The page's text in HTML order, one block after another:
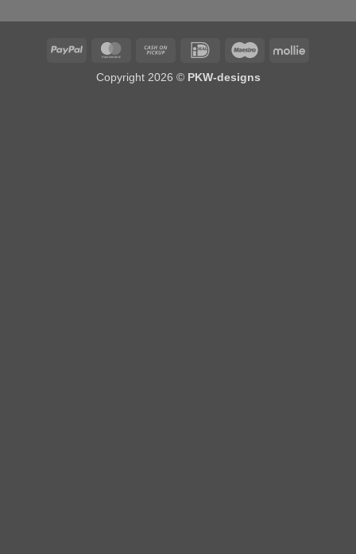
PayPal MasterCardCash
Pickup
IDeal Maestro Mollie
Copyright 2026 © PKW-designs